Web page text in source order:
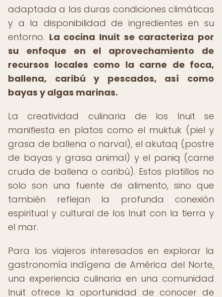
adaptada a las duras condiciones climáticas
y a la disponibilidad de ingredientes en su
entorno. La cocina Inuit se caracteriza por
su enfoque en el aprovechamiento de
recursos locales como la carne de foca,
ballena, caribú y pescados, así como
bayas y algas marinas.
La creatividad culinaria de los Inuit se
manifiesta en platos como el muktuk (piel y
grasa de ballena o narval), el akutaq (postre
de bayas y grasa animal) y el paniq (carne
cruda de ballena o caribú). Estos platillos no
solo son una fuente de alimento, sino que
también reflejan la profunda conexión
espiritual y cultural de los Inuit con la tierra y
el mar.
Para los viajeros interesados en explorar la
gastronomía indígena de América del Norte,
una experiencia culinaria en una comunidad
Inuit ofrece la oportunidad de conocer de